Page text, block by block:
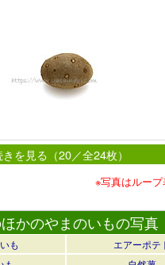
を見る（20／全24枚）
※写真はルー
かのやまのいもの写真
も
エアーポテ